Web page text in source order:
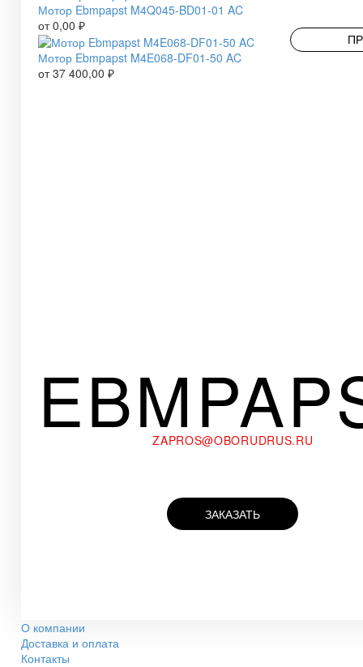
Мотор Ebmpapst M4Q045-BD01-01 AC
от0,00 ₽
Мотор Ebmpapst M4E068-DF01-50 AC
от37 400,00 ₽
ZAPROS@OBORUDRUS.RU
ЗАКАЗАТЬ
О компании
Доставка и оплата
Контакты